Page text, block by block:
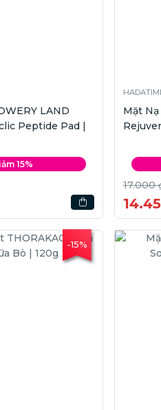
LAND
Peptide Pad |
15%
Mặt
17.000
-15%